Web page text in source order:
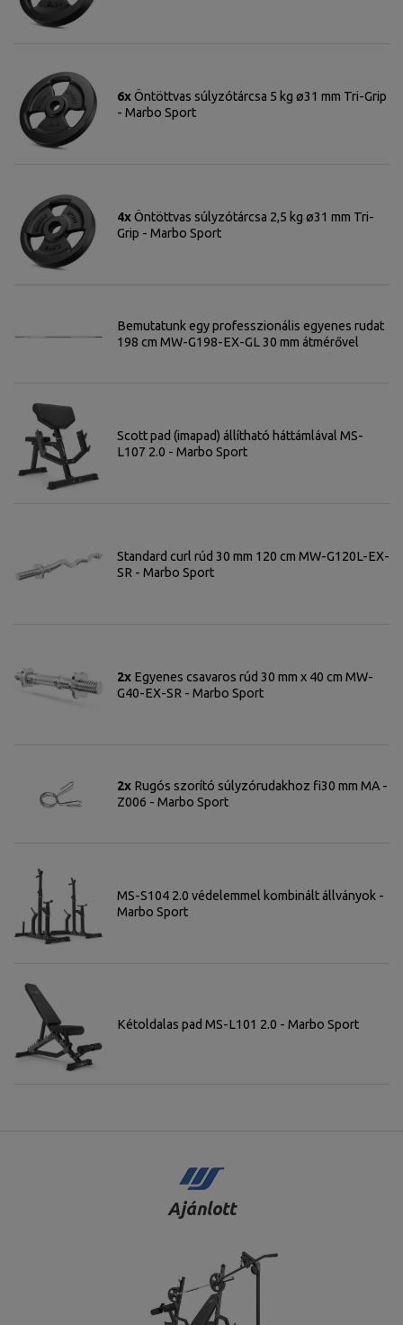
6xÖntöttvas súlyzótárcsa 5 kg ø31 mm Tri-Grip
- Marbo Sport
4xÖntöttvas súlyzótárcsa 2,5 kg ø31 mm Tri-
Grip - Marbo Sport
Bemutatunk egy professzionális egyenes rudat
198 cm MW-G198-EX-GL 30 mm átmérővel
Scott pad (imapad) állítható háttámlával MS-
L107 2.0 - Marbo Sport
Standard curl rúd 30 mm 120 cm MW-G120L-EX-
SR - Marbo Sport
2x Egyenes csavaros rúd 30 mm x 40 cm MW-
G40-EX-SR - Marbo Sport
2x Rugós szorító súlyzórudakhoz fi30 mm MA -
Z006 - Marbo Sport
MS-S104 2.0 védelemmel kombinált állványok -
Marbo Sport
Kétoldalas pad MS-L101 2.0 - Marbo Sport
Ajánlott